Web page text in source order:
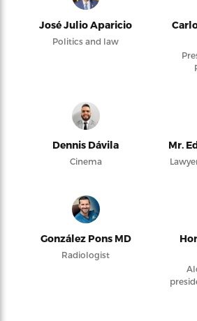
José Julio Aparicio
Politics and law
Dennis Dávila
Cinema
Mr.
González Pons MD
Radiologist